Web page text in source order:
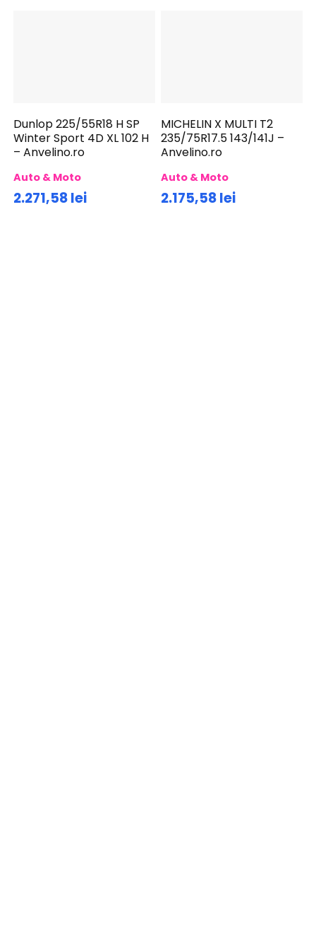
Dunlop 225/55R18 H SP
Winter Sport 4D XL 102 H
– Anvelino.ro
Auto & Moto
2.271,58 lei
MICHELIN X MULTI T2
235/75R17.5 143/141J –
Anvelino.ro
Auto & Moto
2.175,58 lei